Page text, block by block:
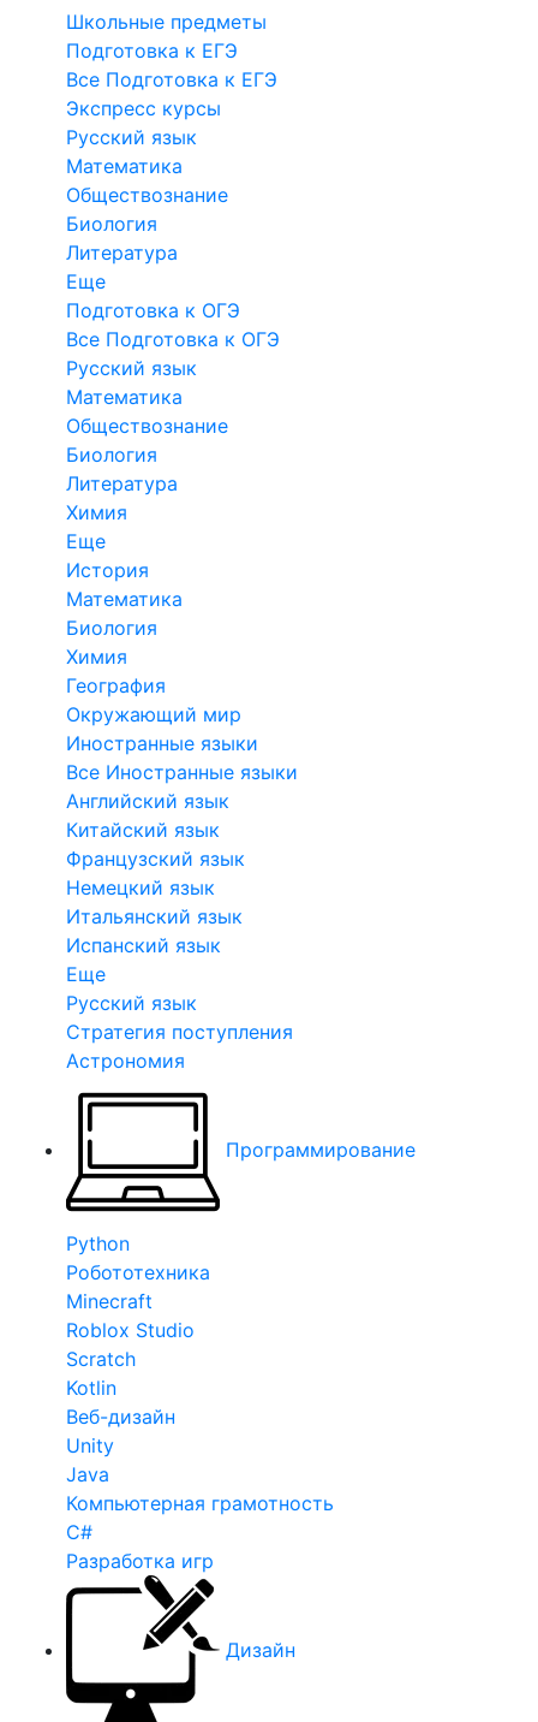
Школьные предметы
Подготовка к ЕГЭ
Все Подготовка к ЕГЭ
Экспресс курсы
Русский язык
Математика
Обществознание
Биология
Литература
Еще
Подготовка к ОГЭ
Все Подготовка к ОГЭ
Русский язык
Математика
Обществознание
Биология
Литература
Химия
Еще
История
Математика
Биология
Химия
География
Окружающий мир
Иностранные языки
Все Иностранные языки
Английский язык
Китайский язык
Французский язык
Немецкий язык
Итальянский язык
Испанский язык
Еще
Русский язык
Стратегия поступления
Астрономия
Программирование
Python
Робототехника
Minecraft
Roblox Studio
Scratch
Kotlin
Веб-дизайн
Unity
Java
Компьютерная грамотность
C#
Разработка игр
Дизайн